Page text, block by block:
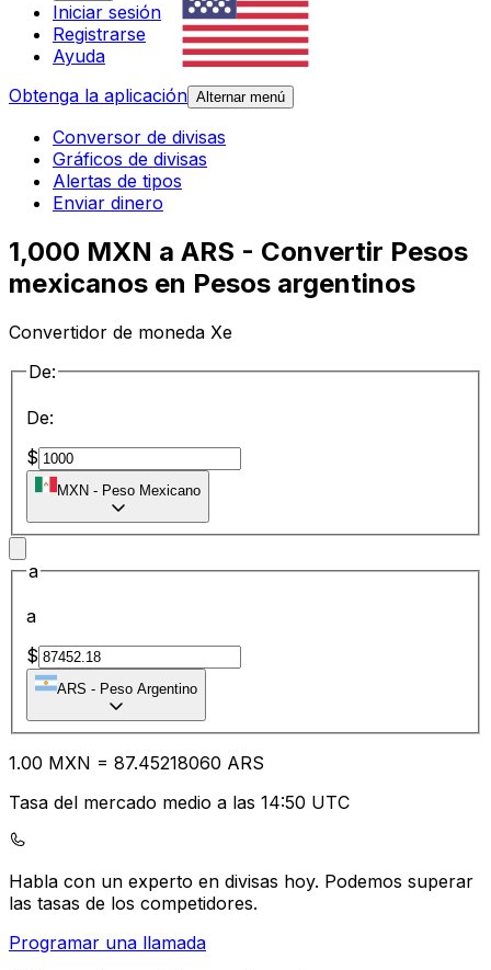
Iniciar sesión
Registrarse
Ayuda
Obtenga la aplicación Alternar menú
Conversor de divisas
Gráficos de divisas
Alertas de tipos
Enviar dinero
1,000 MXN a ARS - Convertir Pesos
mexicanos en Pesos argentinos
Convertidor de moneda Xe
De:
De:
$
MXN - Peso Mexicano
a
a
$
ARS - Peso Argentino
1.00 MXN = 87.45218060 ARS
Tasa del mercado medio a las 14:50 UTC
Habla con un experto en divisas hoy. Podemos superar
las tasas de los competidores.
Programar una llamada